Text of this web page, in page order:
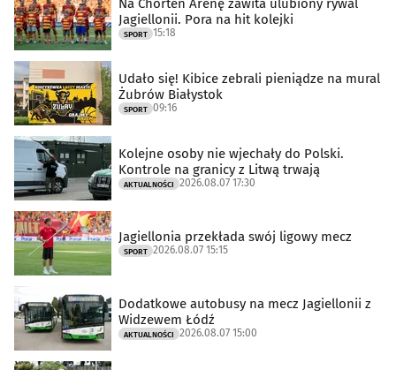
Na Chorten Arenę zawita ulubiony rywal
Jagiellonii. Pora na hit kolejki
SPORT 15:18
Udało się! Kibice zebrali pieniądze na mural
Żubrów Białystok
SPORT 09:16
Kolejne osoby nie wjechały do Polski.
Kontrole na granicy z Litwą trwają
AKTUALNOŚCI 2026.08.07 17:30
Jagiellonia przekłada swój ligowy mecz
SPORT 2026.08.07 15:15
Dodatkowe autobusy na mecz Jagiellonii z
Widzewem Łódź
AKTUALNOŚCI 2026.08.07 15:00